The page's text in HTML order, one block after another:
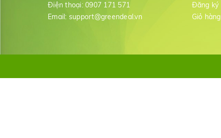
Điện thoại: 0907 171 571
Email: support@greendeal.vn
Đăng ký
Giỏ hàng